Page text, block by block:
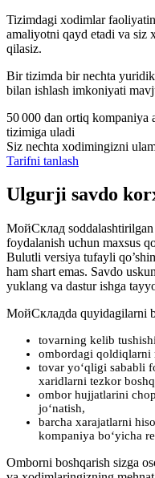
Tizimdagi xodimlar
amaliyotni qayd etadi va siz
qilasiz.
Bir tizimda bir nechta
bilan ishlash imkoniyati
50 000 dan ortiq
tizimiga uladi
Siz nechta xodimingizni
Tarifni tanlash
Ulgurji savdo
МойСклад soddalashtirilgan
foydalanish uchun maxsus
Bulutli versiya tufayli
ham shart emas. Savdo
yuklang va dastur ishga
МойСкладda quyidagilarni
tovarning kelib
ombordagi qoldiqlarni
tovar yo‘qligi sababli
xaridlarni tezkor
ombor hujjatlarini
jo‘natish,
barcha xarajatlarni
kompaniya bo‘yicha
Omborni boshqarish sizga